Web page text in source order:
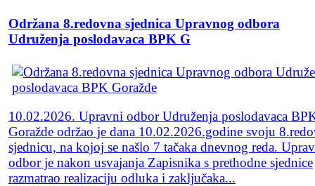
Održana 8.redovna sjednica Upravnog odbora
Udruženja poslodavaca BPK G
10.02.2026. Upravni odbor Udruženja poslodavaca
Goražde održao je dana 10.02.2026.godine svoju
sjednicu, na kojoj se našlo 7 tačaka dnevnog reda.
odbor je nakon usvajanja Zapisnika s prethodne sjednice
razmatrao realizaciju odluka i zaključaka...